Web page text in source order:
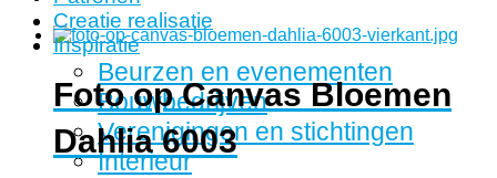
Creatie realisatie
Inspiratie
Beurzen en evenementen
Bouwbedrijven
Verenigingen en stichtingen
Interieur
Foto op Canvas Bloemen
Dahlia 6003